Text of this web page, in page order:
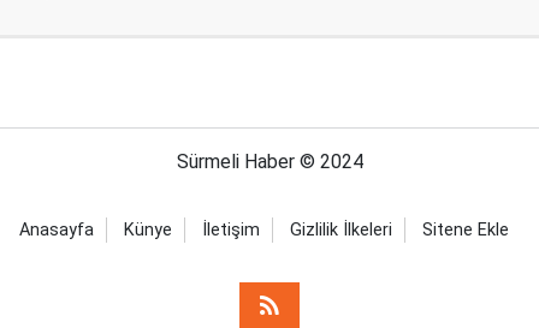
Sürmeli Haber © 2024
Anasayfa Künye İletişim Gizlilik İlkeleri Sitene Ekle